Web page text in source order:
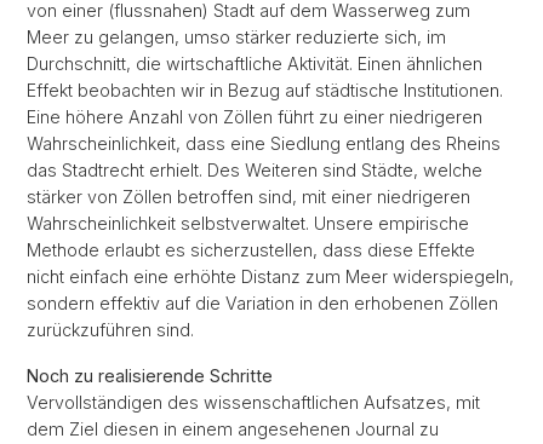
von einer (flussnahen) Stadt auf dem Wasserweg zum
Meer zu gelangen, umso stärker reduzierte sich, im
Durchschnitt, die wirtschaftliche Aktivität. Einen ähnlichen
Effekt beobachten wir in Bezug auf städtische Institutionen.
Eine höhere Anzahl von Zöllen führt zu einer niedrigeren
Wahrscheinlichkeit, dass eine Siedlung entlang des Rheins
das Stadtrecht erhielt. Des Weiteren sind Städte, welche
stärker von Zöllen betroffen sind, mit einer niedrigeren
Wahrscheinlichkeit selbstverwaltet. Unsere empirische
Methode erlaubt es sicherzustellen, dass diese Effekte
nicht einfach eine erhöhte Distanz zum Meer widerspiegeln,
sondern effektiv auf die Variation in den erhobenen Zöllen
zurückzuführen sind.
Noch zu realisierende Schritte
Vervollständigen des wissenschaftlichen Aufsatzes, mit
dem Ziel diesen in einem angesehenen Journal zu